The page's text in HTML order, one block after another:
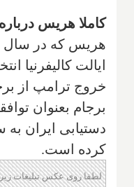
کاملا هریس
ایالت کالیفرنیا
خروج ترامپ از
برجام بعنوان
دستیابی ایران
کرده است.
لطفا روی عکس تبلیغات